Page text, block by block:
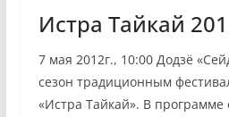
Истра Тайкай
7 мая 2012г., 10:00 Додзё
сезон традиционным
«Истра Тайкай». В программе